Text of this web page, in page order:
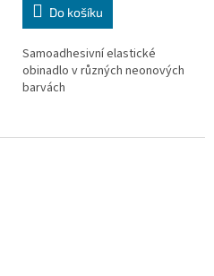
Do košíku
Samoadhesivní elastické
obinadlo v různých neonových
barvách